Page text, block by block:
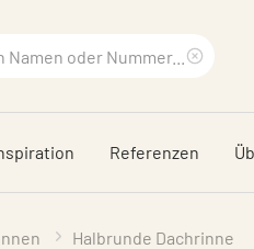
Referenzen
Halbrunde Dachrinne